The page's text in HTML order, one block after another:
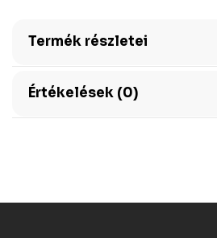
Termék részletei
Értékelések (0)